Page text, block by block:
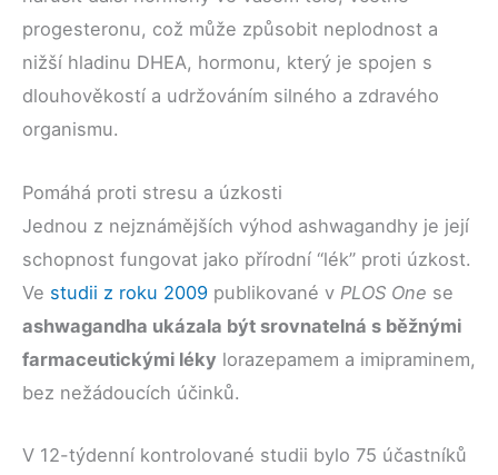
progesteronu, což může způsobit neplodnost a
nižší hladinu DHEA, hormonu, který je spojen s
dlouhověkostí a udržováním silného a zdravého
organismu.
Pomáhá proti stresu a úzkosti
Jednou z nejznámějších výhod ashwagandhy je její
schopnost fungovat jako přírodní “lék” proti úzkost.
Ve studii z roku 2009 publikované v PLOS One se
ashwagandha ukázala být srovnatelná s běžnými
farmaceutickými léky lorazepamem a imipraminem,
bez nežádoucích účinků.
V 12-týdenní kontrolované studii bylo 75 účastníků